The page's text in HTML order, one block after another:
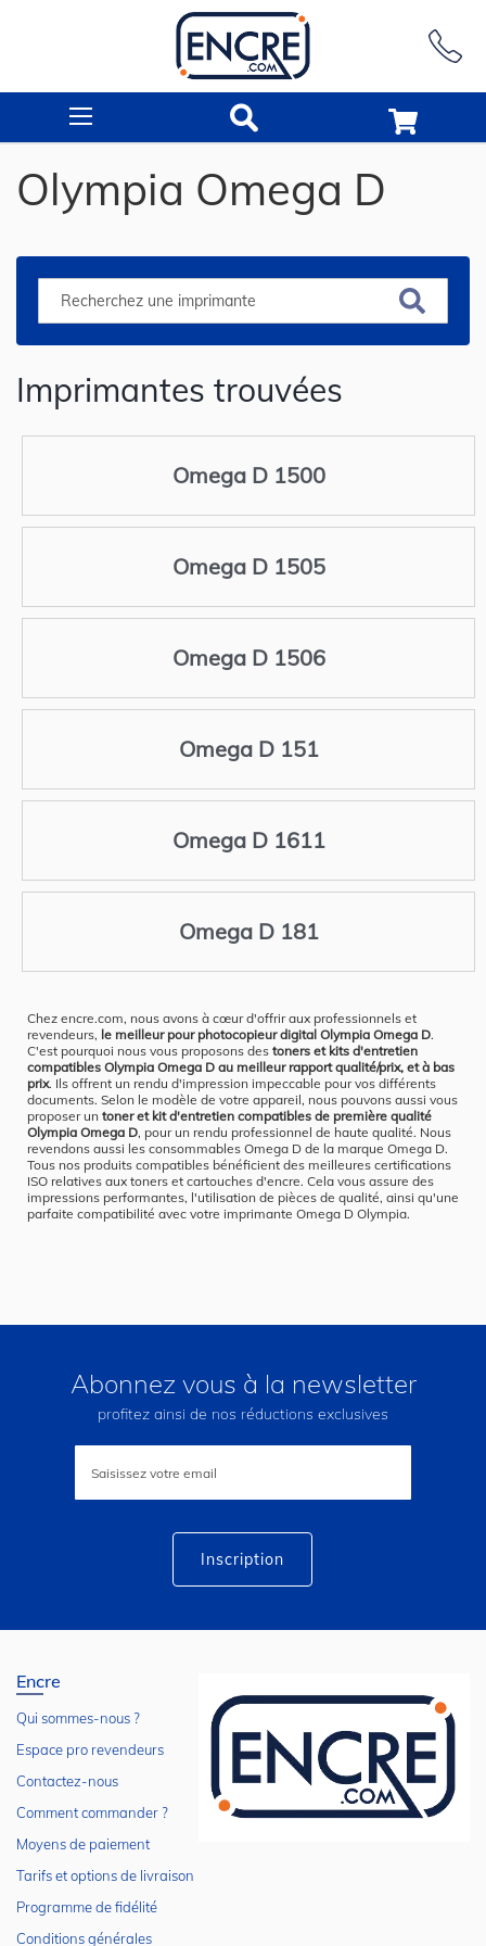
Olympia Omega D
Imprimantes trouvées
Omega D 1500
Omega D 1505
Omega D 1506
Omega D 151
Omega D 1611
Omega D 181
Chez encre.com, nous avons à cœur d'offrir aux professionnels et
revendeurs, le meilleur pour photocopieur digital Olympia Omega D.
C'est pourquoi nous vous proposons des toners et kits d'entretien
compatibles Olympia Omega D au meilleur rapport qualité/prix, et à bas
prix. Ils offrent un rendu d'impression impeccable pour vos différents
documents. Selon le modèle de votre appareil, nous pouvons aussi vous
proposer un toner et kit d'entretien compatibles de première qualité
Olympia Omega D, pour un rendu professionnel de haute qualité. Nous
revendons aussi les consommables Omega D de la marque Omega D.
Tous nos produits compatibles bénéficient des meilleures certifications
ISO relatives aux toners et cartouches d'encre. Cela vous assure des
impressions performantes, l'utilisation de pièces de qualité, ainsi qu'une
parfaite compatibilité avec votre imprimante Omega D Olympia.
Abonnez vous à la newsletter
profitez ainsi de nos réductions exclusives
lettre
Inscription
Encre
Qui sommes-nous ?
Espace pro revendeurs
Contactez-nous
Comment commander ?
Moyens de paiement
Tarifs et options de livraison
Programme de fidélité
Conditions générales